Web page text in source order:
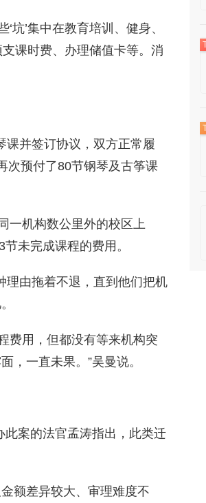
’集中在教育培训、健身、
课时费、办理储值卡等。消
并签订协议，双方正常履
次预付了80节钢琴及古筝课
一机构数公里外的校区上
未完成课程的费用。
由拖着不退，直到他们把机
用，但都没有等来机构突
，一直未果。”吴曼说。
案的法官孟涛指出，此类迁
额差异较大、审理难度不